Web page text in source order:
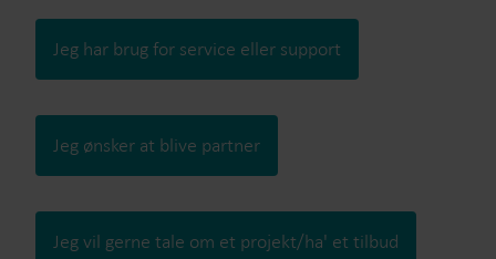
Jeg har brug for service eller support
Jeg ønsker at blive partner
Jeg vil gerne tale om et projekt/ha' et tilbud